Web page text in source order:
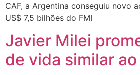
CAF, a Argentina conseguiu novo
US$ 7,5 bilhões do FMI
Javier Milei
de vida similar